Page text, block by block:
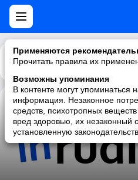
Применяются
Прочитать правила их
Возможны упоминания
В контенте могут упоминаться
информация. Незаконное
средств, психотропных
вред здоровью, их незаконный
установленную
Каталог Рекомендации
Trenching (Dune 2)
Inrudiment